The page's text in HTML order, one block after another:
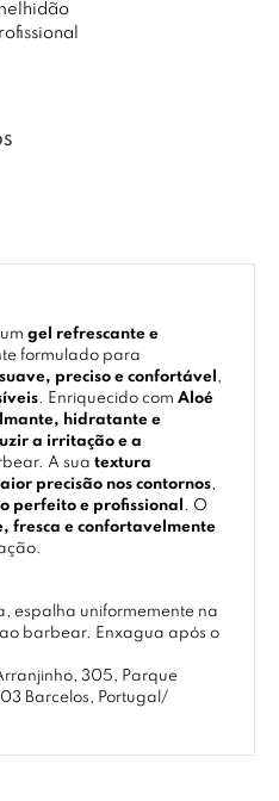
gel refrescante e
formulado para
preciso e confortável ,
. Enriquecido com Aloé
hidratante e
a irritação e a
A sua textura
precisão nos contornos,
perfeito e profissional . O
fresca e confortavelmente
espalha uniformemente na
barbear. Enxagua após o
305, Parque
Barcelos, Portugal/